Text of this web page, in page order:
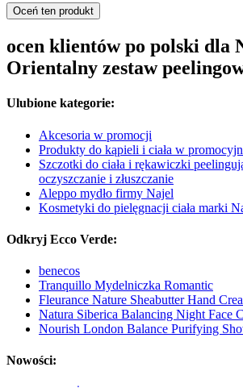
Oceń ten produkt
ocen klientów po polski dla
Orientalny zestaw
Ulubione kategorie:
Akcesoria w promocji
Produkty do kąpieli i ciała w
Szczotki do ciała i rękawiczki
oczyszczanie i złuszczanie
Aleppo mydło firmy Najel
Kosmetyki do pielęgnacji ciała marki
Odkryj Ecco Verde:
benecos
Tranquillo Mydelniczka Romantic
Fleurance Nature Sheabutter Hand
Natura Siberica Balancing Night Face
Nourish London Balance Purifying
Nowości: